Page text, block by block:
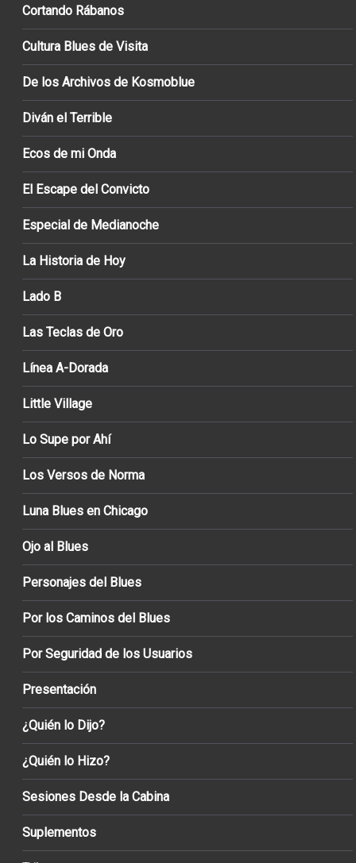
Cortando Rábanos
Cultura Blues de Visita
De los Archivos de Kosmoblue
Diván el Terrible
Ecos de mi Onda
El Escape del Convicto
Especial de Medianoche
La Historia de Hoy
Lado B
Las Teclas de Oro
Línea A-Dorada
Little Village
Lo Supe por Ahí
Los Versos de Norma
Luna Blues en Chicago
Ojo al Blues
Personajes del Blues
Por los Caminos del Blues
Por Seguridad de los Usuarios
Presentación
¿Quién lo Dijo?
¿Quién lo Hizo?
Sesiones Desde la Cabina
Suplementos